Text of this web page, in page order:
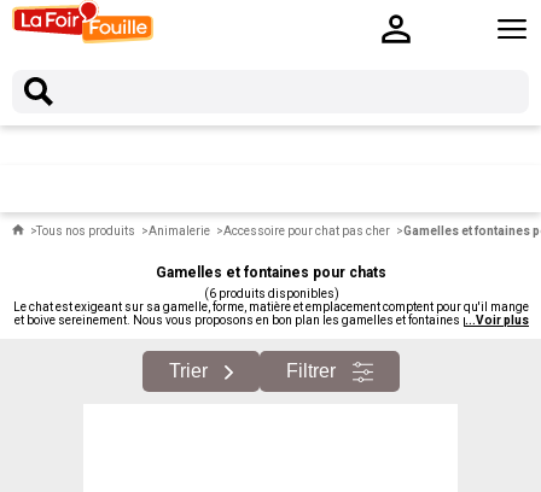
Tous nos produits Animalerie Accessoire pour chat pas cher Gamelles et fontaines
Gamelles et fontaines pour chats
(6 produits disponibles)
Le chat est exigeant sur sa gamelle, forme, matière et emplacement comptent pour qu'il mange
et boive sereinement. Nous vous proposons en bon plan les gamelles et fontaines pour chats :
...Voir plus
Trier Filtrer